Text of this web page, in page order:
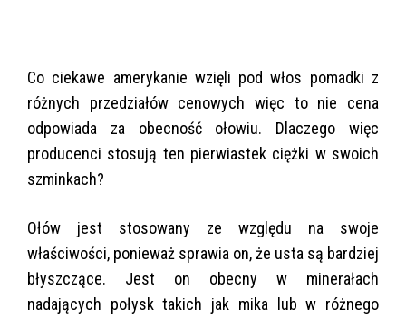
Co ciekawe amerykanie wzięli pod włos pomadki z
różnych przedziałów cenowych więc to nie cena
odpowiada za obecność ołowiu. Dlaczego więc
producenci stosują ten pierwiastek ciężki w swoich
szminkach?
Ołów jest stosowany ze względu na swoje
właściwości, ponieważ sprawia on, że usta są bardziej
błyszczące. Jest on obecny w minerałach
nadających połysk takich jak mika lub w różnego